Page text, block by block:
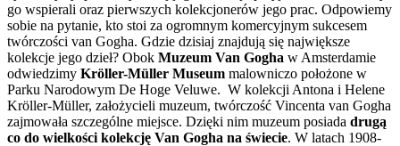
go wspierali oraz pierwszych kolekcjonerów jego prac. Odpowiemy
sobie na pytanie, kto stoi za ogromnym komercyjnym sukcesem
twórczości van Gogha. Gdzie dzisiaj znajdują się największe
kolekcje jego dzieł? Obok Muzeum Van Gogha w Amsterdamie
odwiedzimy Kröller-Müller Museum malowniczo położone w
Parku Narodowym De Hoge Veluwe. W kolekcji Antona i Helene
Kröller-Müller, założycieli muzeum, twórczość Vincenta van Gogha
zajmowała szczególne miejsce. Dzięki nim muzeum posiada drugą
co do wielkości kolekcję Van Gogha na świecie. W latach 1908-